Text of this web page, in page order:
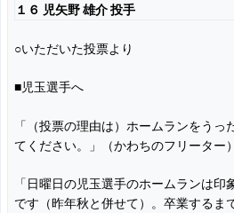
１６ 児矢野 雄介 投手
○いただいた投票より
■児玉選手へ
「（投票の理由は）ホームランをう
てください。」（かわちのフリーター）
「日曜日の児玉選手のホームランは
です（昨年秋と併せて）。卒業するま